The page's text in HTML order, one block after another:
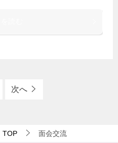
次へ
TOP 面会交流